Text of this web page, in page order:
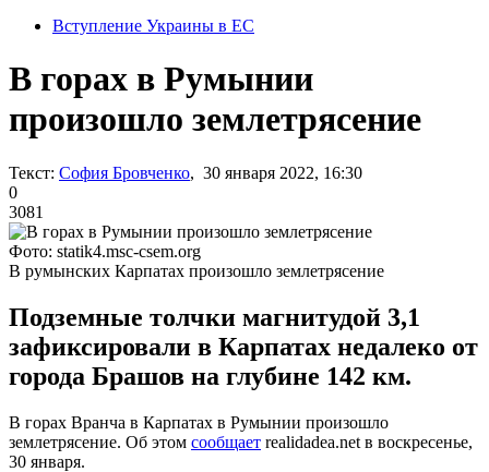
Вступление Украины в ЕС
В горах в Румынии
произошло землетрясение
Текст: София Бровченко, 30 января 2022, 16:30
0
3081
Фото: statik4.msc-csem.org
В румынских Карпатах произошло землетрясение
Подземные толчки магнитудой 3,1
зафиксировали в Карпатах недалеко от
города Брашов на глубине 142 км.
В горах Вранча в Карпатах в Румынии произошло
землетрясение. Об этом сообщает realidadea.net в воскресенье,
30 января.